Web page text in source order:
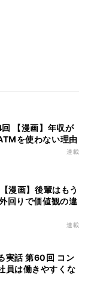
【漫画】年収が
を使わない理由
連載
漫画】後輩はもう
回りで価値観の違
連載
実話 第60回 コン
員は働きやすくな